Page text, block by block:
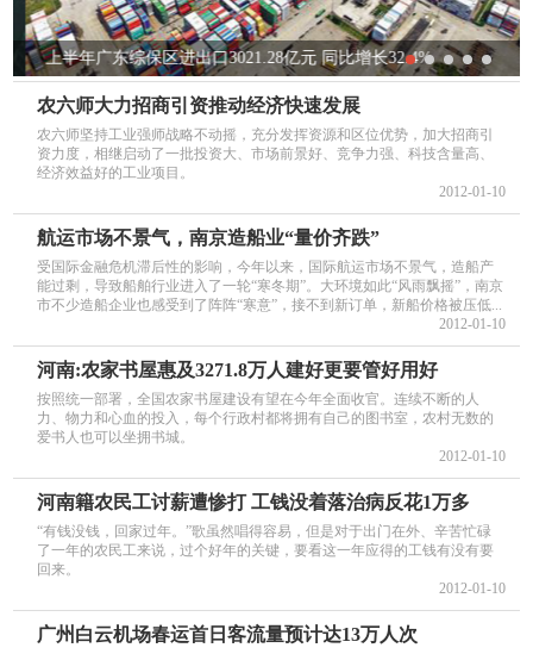
上半年广东综保区进出口3021.28亿元 同比增长32.4%
农六师大力招商引资推动经济快速发展
农六师坚持工业强师战略不动摇，充分发挥资源和区位优势，加大招商引
资力度，相继启动了一批投资大、市场前景好、竞争力强、科技含量高、
经济效益好的工业项目。
2012-01-10
航运市场不景气，南京造船业“量价齐跌”
受国际金融危机滞后性的影响，今年以来，国际航运市场不景气，造船产
能过剩，导致船舶行业进入了一轮“寒冬期”。大环境如此“风雨飘摇”，南京
市不少造船企业也感受到了阵阵“寒意”，接不到新订单，新船价格被压低...
2012-01-10
河南:农家书屋惠及3271.8万人建好更要管好用好
按照统一部署，全国农家书屋建设有望在今年全面收官。连续不断的人
力、物力和心血的投入，每个行政村都将拥有自己的图书室，农村无数的
爱书人也可以坐拥书城。
2012-01-10
河南籍农民工讨薪遭惨打 工钱没着落治病反花1万多
“有钱没钱，回家过年。”歌虽然唱得容易，但是对于出门在外、辛苦忙碌
了一年的农民工来说，过个好年的关键，要看这一年应得的工钱有没有要
回来。
2012-01-10
广州白云机场春运首日客流量预计达13万人次